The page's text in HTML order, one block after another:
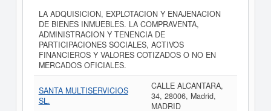
LA ADQUISICION, EXPLOTACION Y ENAJENACION
DE BIENES INMUEBLES. LA COMPRAVENTA,
ADMINISTRACION Y TENENCIA DE
PARTICIPACIONES SOCIALES, ACTIVOS
FINANCIEROS Y VALORES COTIZADOS O NO EN
MERCADOS OFICIALES.
SANTA MULTISERVICIOS
SL.
CALLE ALCANTARA,
34, 28006, Madrid,
MADRID